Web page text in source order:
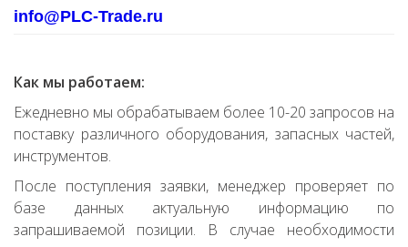
info@PLC-Trade.ru
Как мы работаем:
Ежедневно мы обрабатываем более 10-20 запросов на
поставку различного оборудования, запасных частей,
инструментов.
После поступления заявки, менеджер проверяет по
базе данных актуальную информацию по
запрашиваемой позиции. В случае необходимости